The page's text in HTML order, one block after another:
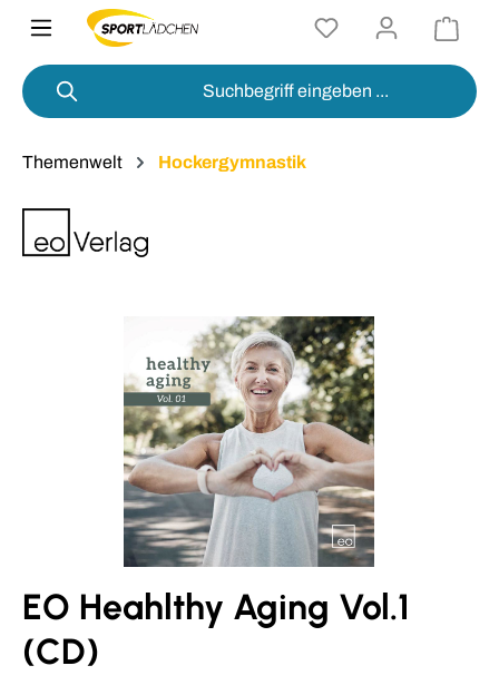
springen
Themenwelt Hockergymnastik
Bildergalerie überspringen
EO Heahlthy Aging Vol.1
(CD)